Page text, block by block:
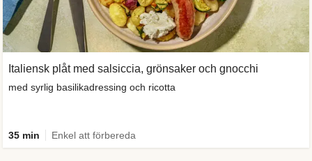
Italiensk plåt med salsiccia, grönsaker och gnocchi
med syrlig basilikadressing och ricotta
35 min Enkel att förbereda